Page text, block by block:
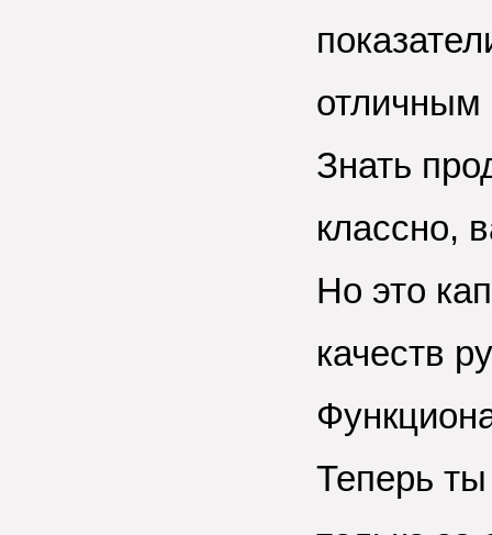
отличным
Знать
классно,
Но это
качеств
Теперь